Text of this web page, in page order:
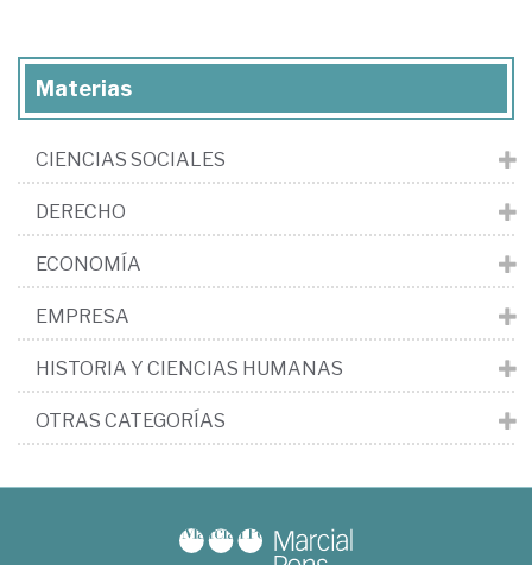
Materias
CIENCIAS SOCIALES
DERECHO
ECONOMÍA
EMPRESA
HISTORIA Y CIENCIAS HUMANAS
OTRAS CATEGORÍAS